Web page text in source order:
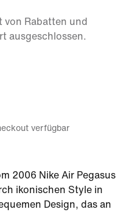
von Rabatten und
ausgeschlossen.
verfügbar
2006 Nike Air Pegasus
ikonischen Style in
Design, das an